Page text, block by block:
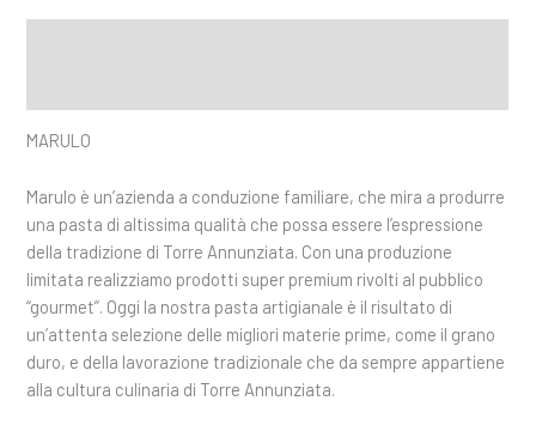
MARULO
Marulo è un’azienda a conduzione familiare, che mira a produrre
una pasta di altissima qualità che possa essere l’espressione
della tradizione di Torre Annunziata. Con una produzione
limitata realizziamo prodotti super premium rivolti al pubblico
“gourmet”. Oggi la nostra pasta artigianale è il risultato di
un’attenta selezione delle migliori materie prime, come il grano
duro, e della lavorazione tradizionale che da sempre appartiene
alla cultura culinaria di Torre Annunziata.